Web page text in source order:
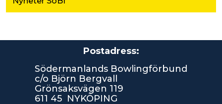
Postadress:
Södermanlands Bowlingförbund
c/o Björn Bergvall
Grönsaksvägen 119
611 45 NYKÖPING